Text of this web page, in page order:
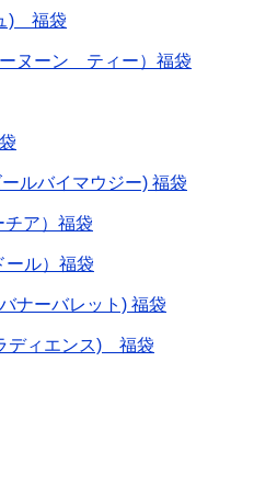
) 福袋
ヌーン ティー）福袋
ルバイマウジー) 福袋
チア）福袋
ール）福袋
ナーバレット) 福袋
ディエンス) 福袋